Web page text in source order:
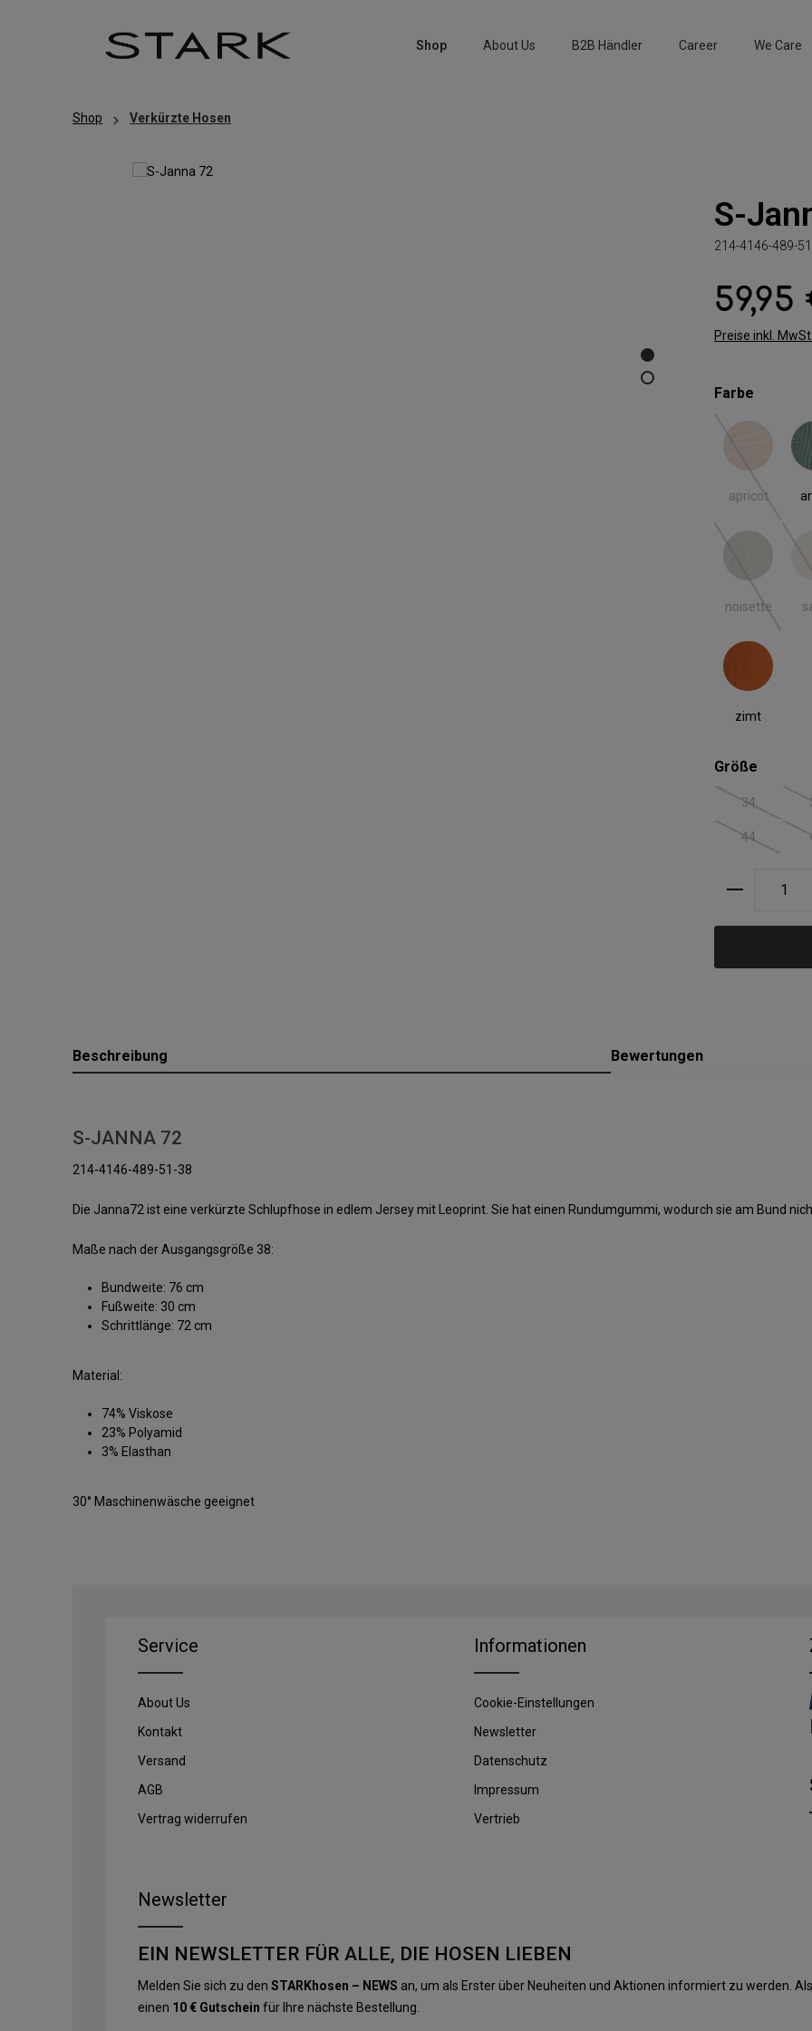
Shop
About Us B2B Händler Career We Care
Shop Verkürzte Hosen
S-
214-4146-489-
Regulärer Preis:
59,95
Preise inkl.
Farbe
apricot
apricot
(Diese
noisette
noisette
(Diese
zimt
zimt
Größe
34(Diese
44(Diese
Produkt
Beschreibung Bewertungen
S-JANNA 72
214-4146-489-51-38
Die Janna72 ist eine verkürzte Schlupfhose in edlem Jersey mit Leoprint. Sie hat einen Rundumgummi, wodurch sie am Bund
Maße nach der Ausgangsgröße 38:
Bundweite: 76 cm
Fußweite: 30 cm
Schrittlänge: 72 cm
Material:
74% Viskose
23% Polyamid
3% Elasthan
30° Maschinenwäsche geeignet
Service
About Us
Kontakt
Versand
AGB
Vertrag widerrufen
Informationen
Cookie-Einstellungen
Newsletter
Datenschutz
Impressum
Vertrieb
Newsletter
EIN NEWSLETTER FÜR ALLE, DIE HOSEN LIEBEN
Melden Sie sich zu den STARKhosen – NEWS an, um als Erster über Neuheiten und Aktionen informiert zu werden.
einen 10 € Gutschein für Ihre nächste Bestellung.